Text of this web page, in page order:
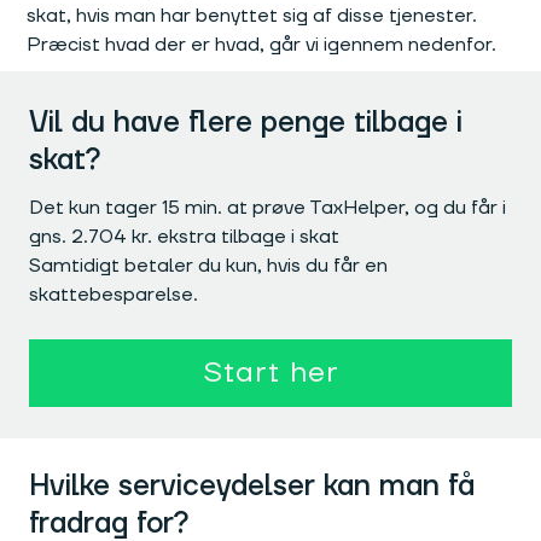
skat, hvis man har benyttet sig af disse tjenester.
Præcist hvad der er hvad, går vi igennem nedenfor.
Vil du have flere penge tilbage i
skat?
Det kun tager 15 min. at prøve TaxHelper, og du får i
gns. 2.704 kr. ekstra tilbage i skat
Samtidigt betaler du kun, hvis du får en
skattebesparelse.
Start her
Hvilke serviceydelser kan man få
fradrag for?